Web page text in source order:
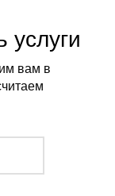
услуги
вам в